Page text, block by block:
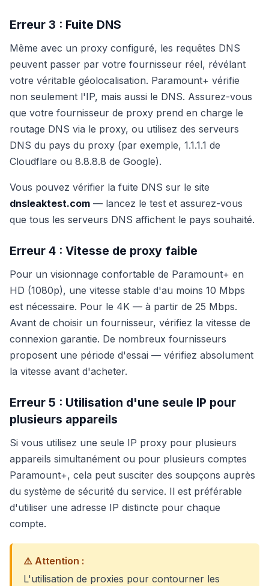
Erreur 3 : Fuite DNS
Même avec un proxy configuré, les requêtes DNS
peuvent passer par votre fournisseur réel, révélant
votre véritable géolocalisation. Paramount+ vérifie
non seulement l'IP, mais aussi le DNS. Assurez-vous
que votre fournisseur de proxy prend en charge le
routage DNS via le proxy, ou utilisez des serveurs
DNS du pays du proxy (par exemple, 1.1.1.1 de
Cloudflare ou 8.8.8.8 de Google).
Vous pouvez vérifier la fuite DNS sur le site
dnsleaktest.com — lancez le test et assurez-vous
que tous les serveurs DNS affichent le pays souhaité.
Erreur 4 : Vitesse de proxy faible
Pour un visionnage confortable de Paramount+ en
HD (1080p), une vitesse stable d'au moins 10 Mbps
est nécessaire. Pour le 4K — à partir de 25 Mbps.
Avant de choisir un fournisseur, vérifiez la vitesse de
connexion garantie. De nombreux fournisseurs
proposent une période d'essai — vérifiez absolument
la vitesse avant d'acheter.
Erreur 5 : Utilisation d'une seule IP pour
plusieurs appareils
Si vous utilisez une seule IP proxy pour plusieurs
appareils simultanément ou pour plusieurs comptes
Paramount+, cela peut susciter des soupçons auprès
du système de sécurité du service. Il est préférable
d'utiliser une adresse IP distincte pour chaque
compte.
⚠️ Attention :
L'utilisation de proxies pour contourner les